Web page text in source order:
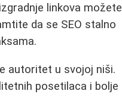
linkova možete
da se SEO stalno
autoritet u svojoj niši.
posetilaca i bolje